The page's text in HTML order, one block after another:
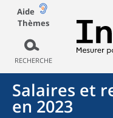
Aide
Thèmes
RECHERCHE
Salaires et
en 2023